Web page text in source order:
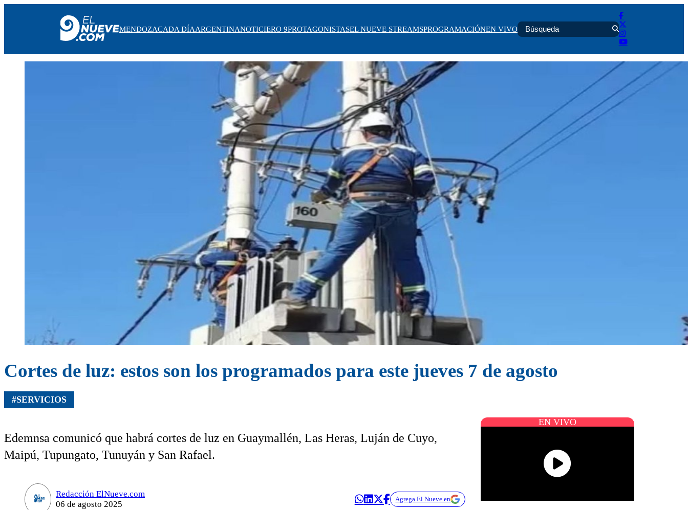
MENDOZACADA DÍAARGENTINANOTICIERO 9PROTAGONISTASEL NUEVE STREAMSPROGRAMACIÓNEN VIVO
Cortes de luz: estos son los programados para este jueves 7 de agosto
#SERVICIOS
Edemnsa comunicó que habrá cortes de luz en Guaymallén, Las Heras, Luján de Cuyo,
Maipú, Tupungato, Tunuyán y San Rafael.
Redacción ElNueve.com
06 de agosto 2025
Agrega El Nueve en
EN VIVO